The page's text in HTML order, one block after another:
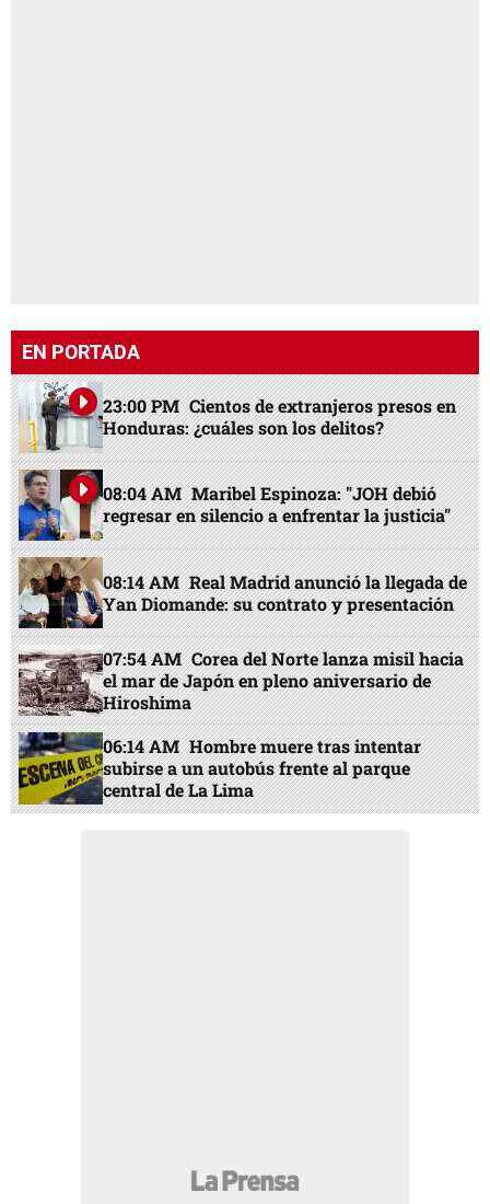
EN PORTADA
23:00 PM Cientos de extranjeros presos en
Honduras: ¿cuáles son los delitos?
08:04 AM Maribel Espinoza: "JOH debió
regresar en silencio a enfrentar la justicia"
08:14 AM Real Madrid anunció la llegada de
Yan Diomande: su contrato y presentación
07:54 AM Corea del Norte lanza misil hacia
el mar de Japón en pleno aniversario de
Hiroshima
06:14 AM Hombre muere tras intentar
subirse a un autobús frente al parque
central de La Lima